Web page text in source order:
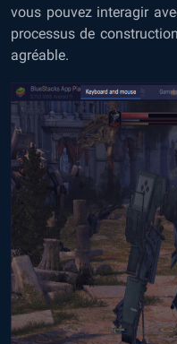
vous pouvez interagir
processus de
agréable.